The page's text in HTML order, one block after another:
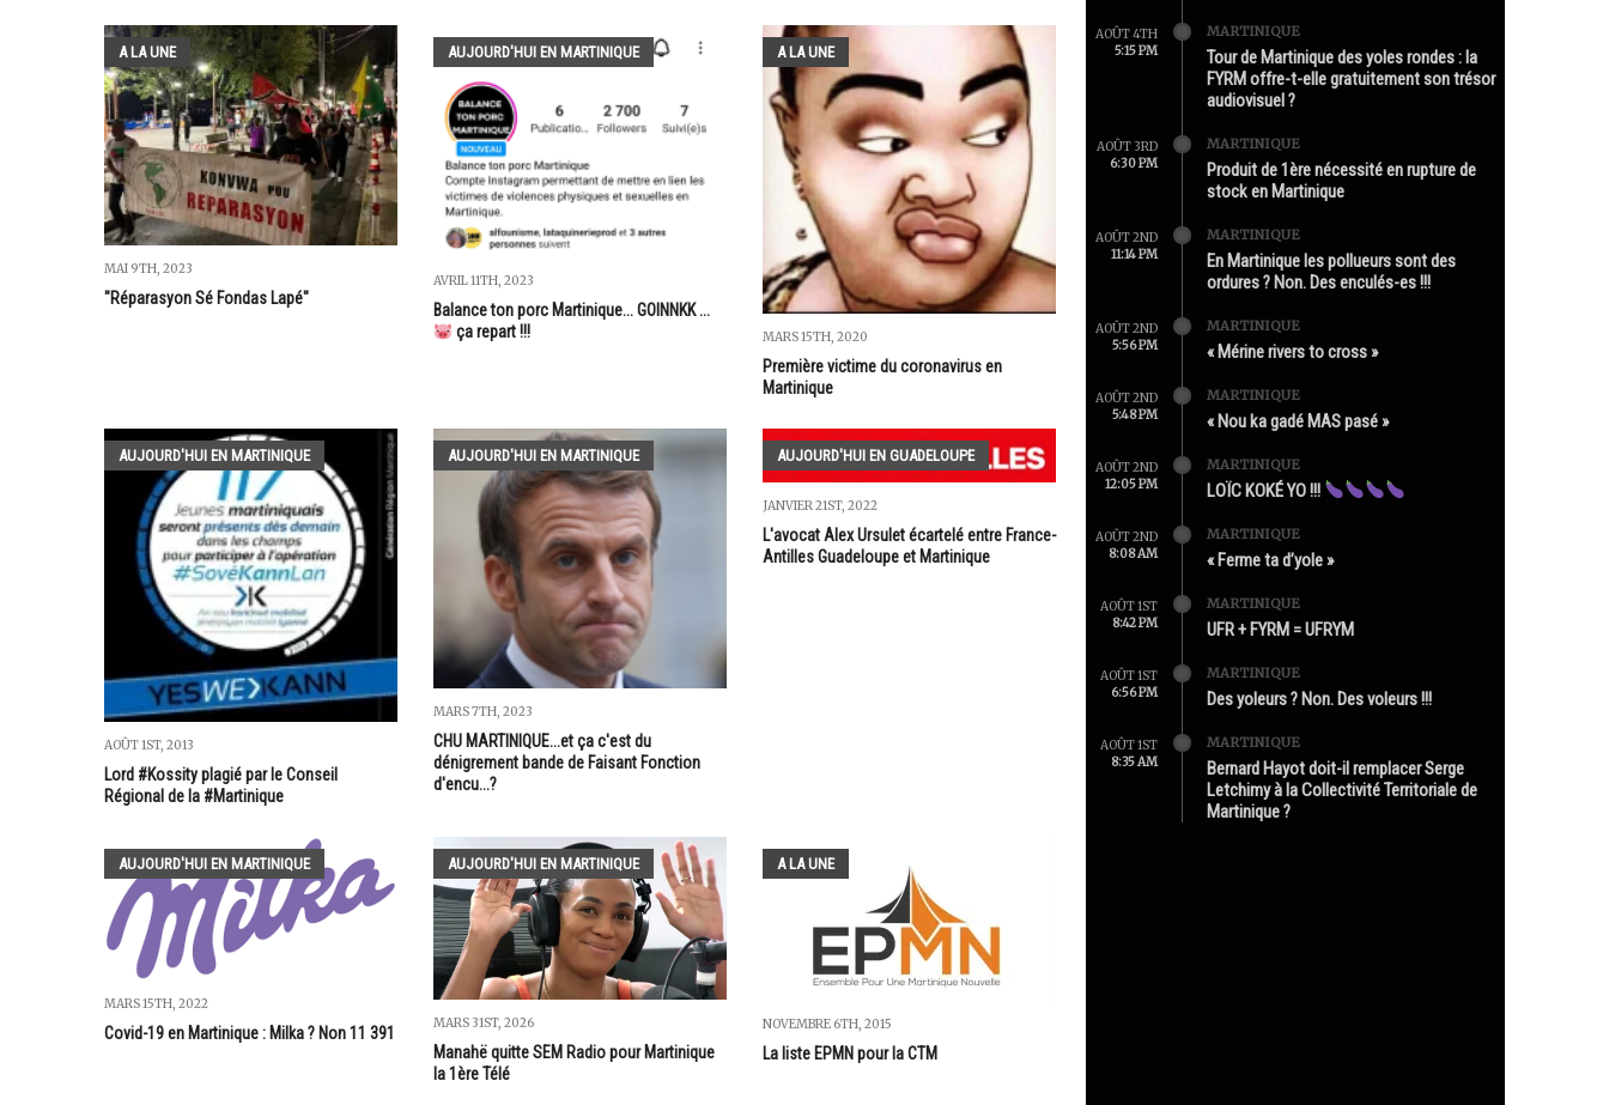
A LA UNE
MAI 9TH, 2023
"Réparasyon Sé Fondas Lapé"
AUJOURD'HUI EN MARTINIQUE
AVRIL 11TH, 2023
Balance ton porc Martinique... GOINNKK ...
ça repart !!!
A LA UNE
MARS 15TH, 2020
Première victime du coronavirus en
Martinique
AUJOURD'HUI EN MARTINIQUE
AOÛT 1ST, 2013
Lord #Kossity plagié par le Conseil
Régional de la #Martinique
AUJOURD'HUI EN MARTINIQUE
MARS 7TH, 2023
CHU MARTINIQUE...et ça c'est du
dénigrement bande de Faisant Fonction
d'encu...?
AUJOURD'HUI EN GUADELOUPE
JANVIER 21ST, 2022
L'avocat Alex Ursulet écartelé entre France-
Antilles Guadeloupe et Martinique
AUJOURD'HUI EN MARTINIQUE
MARS 15TH, 2022
Covid-19 en Martinique : Milka ? Non 11 391
AUJOURD'HUI EN MARTINIQUE
MARS 31ST, 2026
Manahë quitte SEM Radio pour Martinique
la 1ère Télé
A LA UNE
NOVEMBRE 6TH, 2015
La liste EPMN pour la CTM
AOÛT 4TH
5:15 PM
MARTINIQUE
Tour de Martinique des yoles rondes : la
FYRM offre-t-elle gratuitement son trésor
audiovisuel ?
AOÛT 3RD
6:30 PM
MARTINIQUE
Produit de 1ère nécessité en rupture de
stock en Martinique
AOÛT 2ND
11:14 PM
MARTINIQUE
En Martinique les pollueurs sont des
ordures ? Non. Des enculés-es !!!
AOÛT 2ND
5:56 PM
MARTINIQUE
« Mérine rivers to cross »
AOÛT 2ND
5:48 PM
MARTINIQUE
« Nou ka gadé MAS pasé »
AOÛT 2ND
12:05 PM
MARTINIQUE
LOÏC KOKÉ YO !!!
AOÛT 2ND
8:08 AM
MARTINIQUE
« Ferme ta d’yole »
AOÛT 1ST
8:42 PM
MARTINIQUE
UFR + FYRM = UFRYM
AOÛT 1ST
6:56 PM
MARTINIQUE
Des yoleurs ? Non. Des voleurs !!!
AOÛT 1ST
8:35 AM
MARTINIQUE
Bernard Hayot doit-il remplacer Serge
Letchimy à la Collectivité Territoriale de
Martinique ?